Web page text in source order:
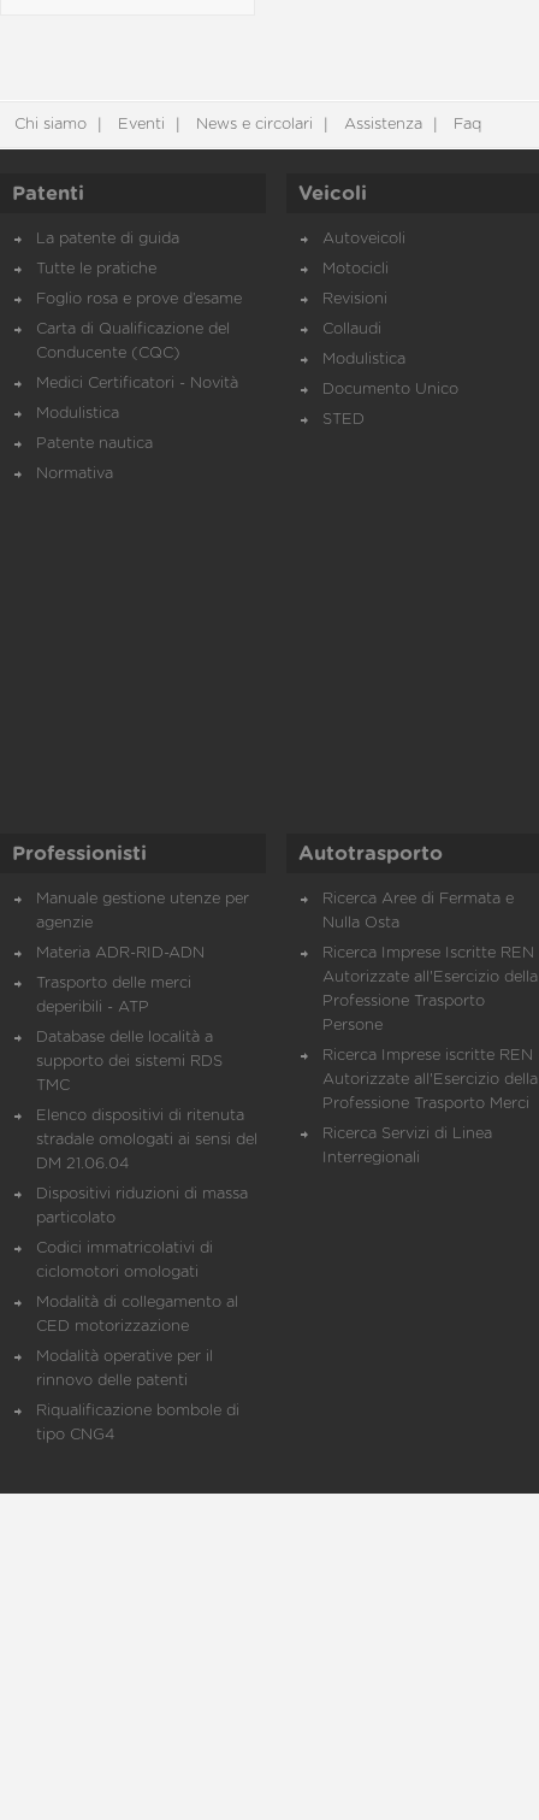
Chi siamo Eventi News e circolari Assistenza Faq
Patenti
La patente di guida
Tutte le pratiche
Foglio rosa e prove d’esame
Carta di Qualificazione del
Conducente (CQC)
Medici Certificatori - Novità
Modulistica
Patente nautica
Normativa
Veicoli
Autoveicoli
Motocicli
Revisioni
Collaudi
Modulistica
Documento Unico
STED
Professionisti
Manuale gestione utenze per
agenzie
Materia ADR-RID-ADN
Trasporto delle merci
deperibili - ATP
Database delle località a
supporto dei sistemi RDS
TMC
Elenco dispositivi di ritenuta
stradale omologati ai sensi del
DM 21.06.04
Dispositivi riduzioni di massa
particolato
Codici immatricolativi di
ciclomotori omologati
Modalità di collegamento al
CED motorizzazione
Modalità operative per il
rinnovo delle patenti
Riqualificazione bombole di
tipo CNG4
Autotrasporto
Ricerca Aree di Fermata e
Nulla Osta
Ricerca Imprese Iscritte REN
Autorizzate all'Esercizio della
Professione Trasporto
Persone
Ricerca Imprese iscritte REN
Autorizzate all'Esercizio della
Professione Trasporto Merci
Ricerca Servizi di Linea
Interregionali